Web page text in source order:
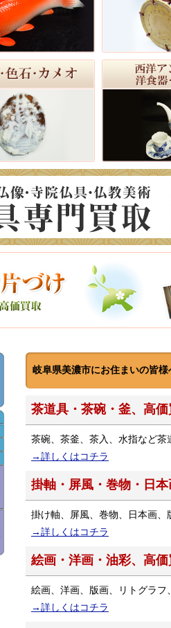
岐阜県美濃市にお住まいの皆様
茶道具・茶碗・釜、高価
茶碗、茶釜、茶入、水指など茶
→詳しくはコチラ
掛軸・屏風・巻物・日本
掛け軸、屏風、巻物、日本画、
→詳しくはコチラ
絵画・洋画・油彩、高価
絵画、洋画、版画、リトグラフ
→詳しくはコチラ